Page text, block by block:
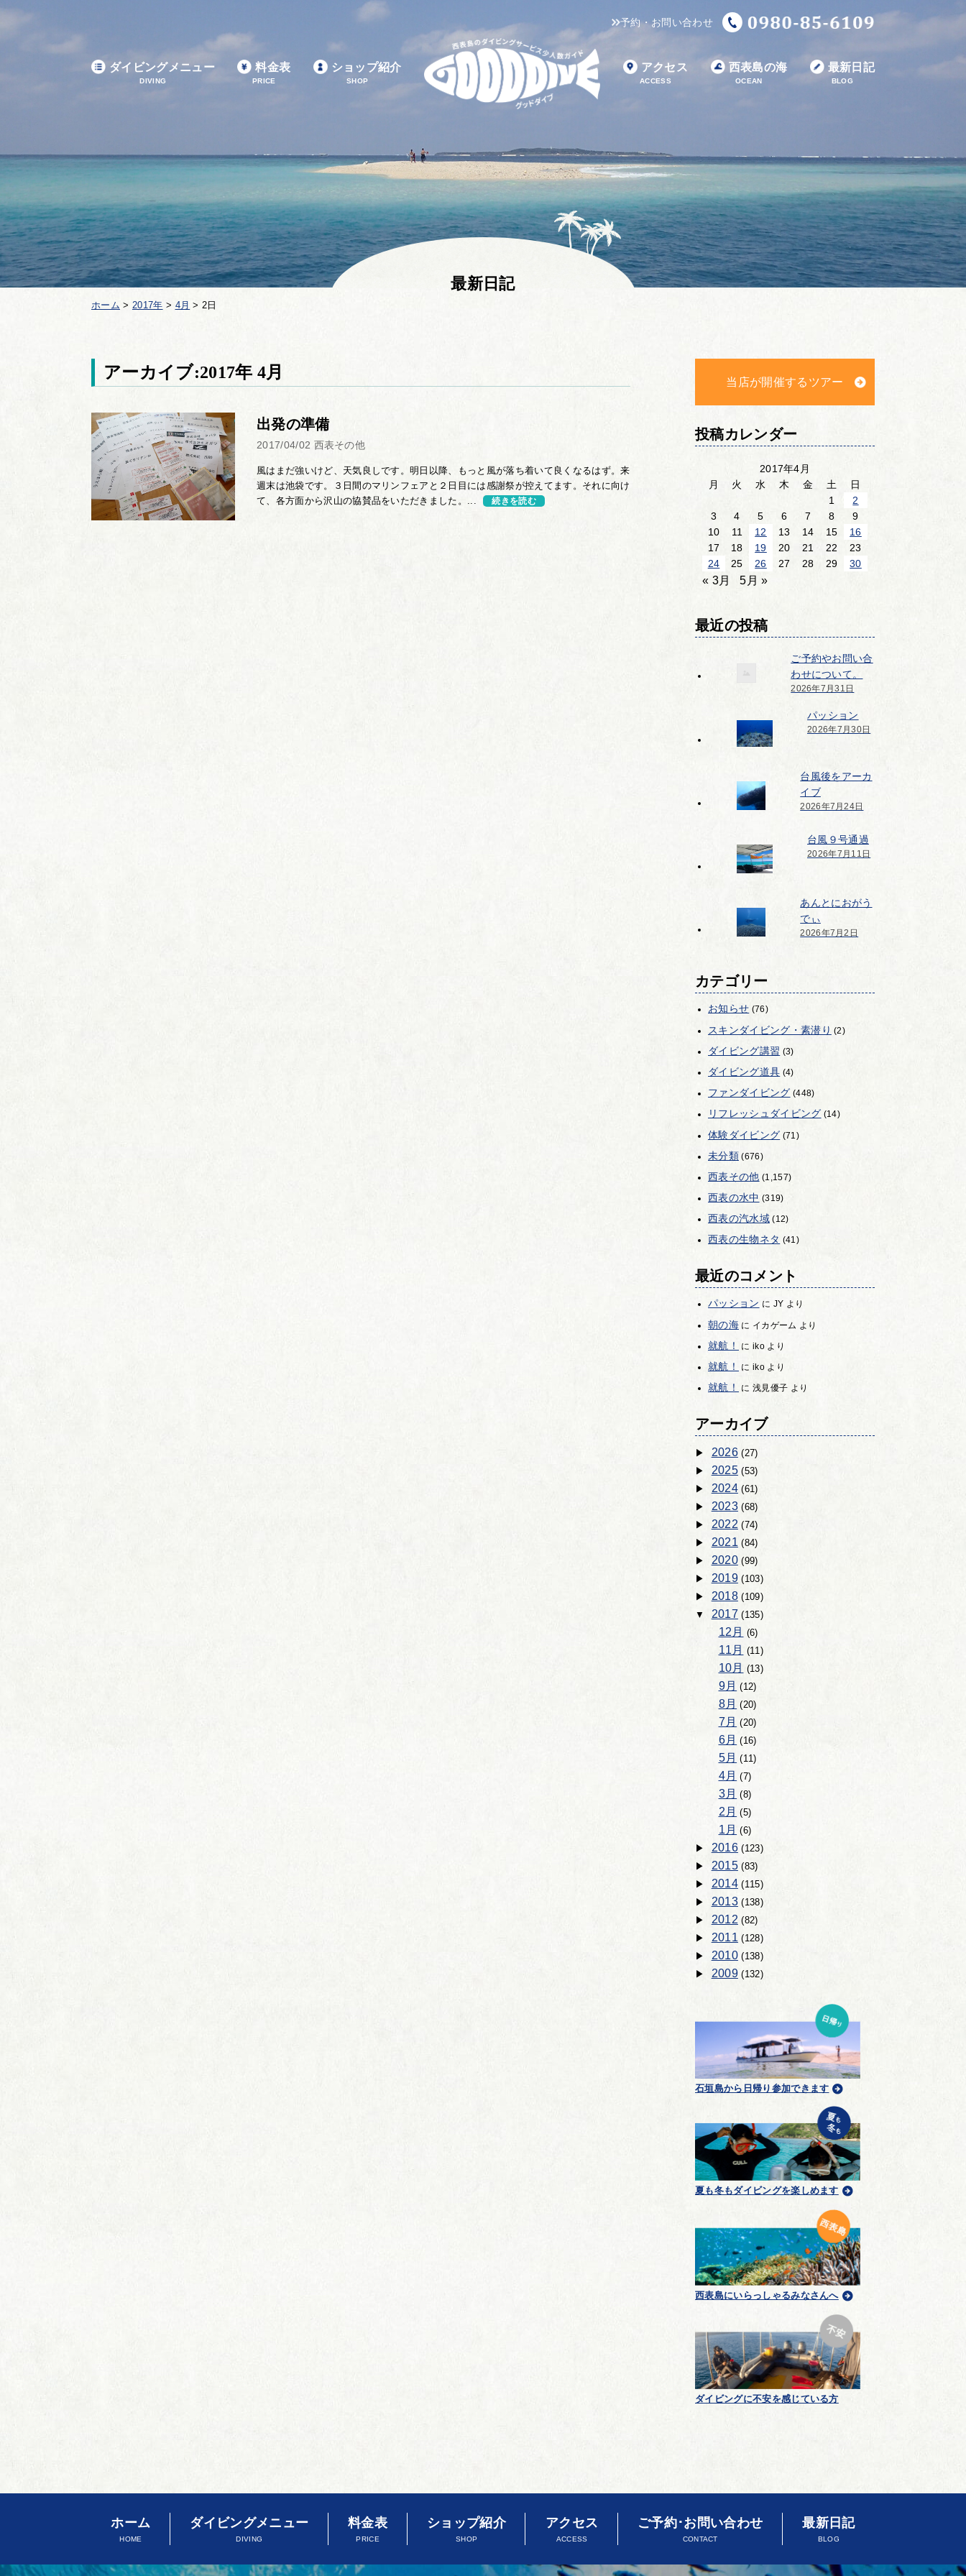
予約・お問い合わせ
ダイビングメニュー
DIVING
料金表
PRICE
ショップ紹介
SHOP
アクセス
ACCESS
西表島の海
OCEAN
最新日記
BLOG
最新日記
ホーム > 2017年 > 4月 > 2日
アーカイブ:2017年 4月
出発の準備
2017/04/02 西表その他
風はまだ強いけど、天気良しです。明日以降、もっと風が落ち着いて良くなるはず。来
週末は池袋です。３日間のマリンフェアと２日目には感謝祭が控えてます。それに向け
て、各方面から沢山の協賛品をいただきました。...
続きを読む
当店が開催するツアー
投稿カレンダー
2017年4月
月
火 水 木 金 土
日
1
2
3
4 5 6 7 8
9
10
11 12 13 14 15
16
17
18 19 20 21 22
23
24
25 26 27 28 29 30
« 3月 5月 »
最近の投稿
ご予約やお問い合
わせについて。
2026年7月31日
パッション
2026年7月30日
台風後をアーカ
イブ
2026年7月24日
台風９号通過
2026年7月11日
あんとにおがう
でぃ
2026年7月2日
カテゴリー
お知らせ (76)
スキンダイビング・素潜り (2)
ダイビング講習 (3)
ダイビング道具 (4)
ファンダイビング (448)
リフレッシュダイビング (14)
体験ダイビング (71)
未分類(676)
西表その他 (1,157)
西表の水中 (319)
西表の汽水域(12)
西表の生物ネタ (41)
最近のコメント
パッション に JY より
朝の海に イカゲーム より
就航！ に ikoより
就航！ に ikoより
就航！ に 浅見優子 より
アーカイブ
2026(27)
2025(53)
2024(61)
2023(68)
2022(74)
2021(84)
2020(99)
2019(103)
2018(109)
2017 (135)
12月 (6)
11月 (11)
10月 (13)
9月 (12)
8月 (20)
7月 (20)
6月 (16)
5月 (11)
4月 (7)
3月 (8)
2月 (5)
1月 (6)
2016(123)
2015(83)
2014(115)
2013(138)
2012 (82)
2011(128)
2010(138)
2009(132)
石垣島から日帰り参加できます
夏も冬もダイビングを楽しめます
西表島にいらっしゃるみなさんへ
ダイビングに不安を感じている方
ホーム
HOME
ダイビングメニュー
DIVING
料金表
PRICE
ショップ紹介
SHOP
アクセス
ACCESS
ご予約･お問い合わせ
CONTACT
最新日記
BLOG